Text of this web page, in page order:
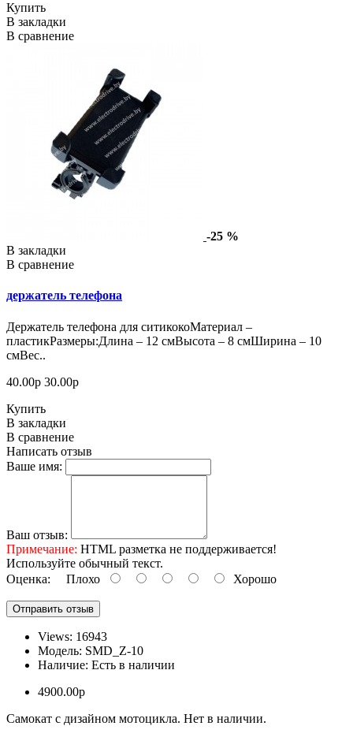
Купить
В закладки
В сравнение
-25 %
В закладки
В сравнение
держатель телефона
Держатель телефона для ситикокоМатериал –
пластикРазмеры:Длина – 12 смВысота – 8 смШирина – 10
смВес..
40.00р 30.00р
Купить
В закладки
В сравнение
Написать отзыв
Ваше имя:
Ваш отзыв:
Примечание: HTML разметка не поддерживается!
Используйте обычный текст.
Оценка: Плохо Хорошо
Отправить отзыв
Views: 16943
Модель: SMD_Z-10
Наличие: Есть в наличии
4900.00р
Самокат с дизайном мотоцикла. Нет в наличии.